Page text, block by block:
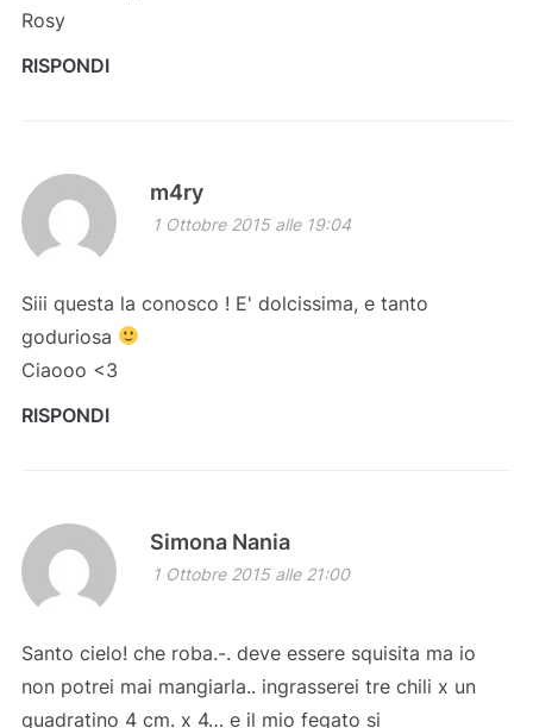
Rosy
RISPONDI
m4ry
1 Ottobre 2015 alle 19:04
Siii questa la conosco ! E' dolcissima, e tanto
goduriosa
Ciaooo <3
RISPONDI
Simona Nania
1 Ottobre 2015 alle 21:00
Santo cielo! che roba.-. deve essere squisita ma io
non potrei mai mangiarla.. ingrasserei tre chili x un
quadratino 4 cm. x 4… e il mio fegato si